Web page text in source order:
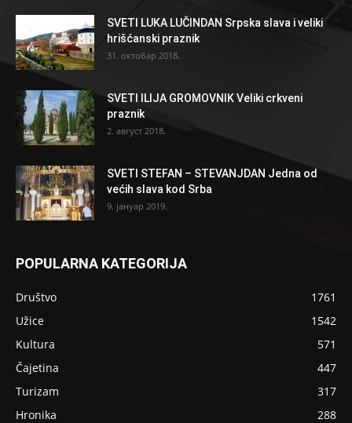
SVETI LUKA LUČINDAN Srpska slava i veliki
hrišćanski praznik
31. октобар 2018.
SVETI ILIJA GROMOVNIK Veliki crkveni
praznik
2. август 2018.
SVETI STEFAN – STEVANJDAN Jedna od
većih slava kod Srba
9. јануар 2019.
POPULARNA KATEGORIJA
Društvo
1761
Užice
1542
Kultura
571
Čajetina
447
Turizam
317
Hronika
288